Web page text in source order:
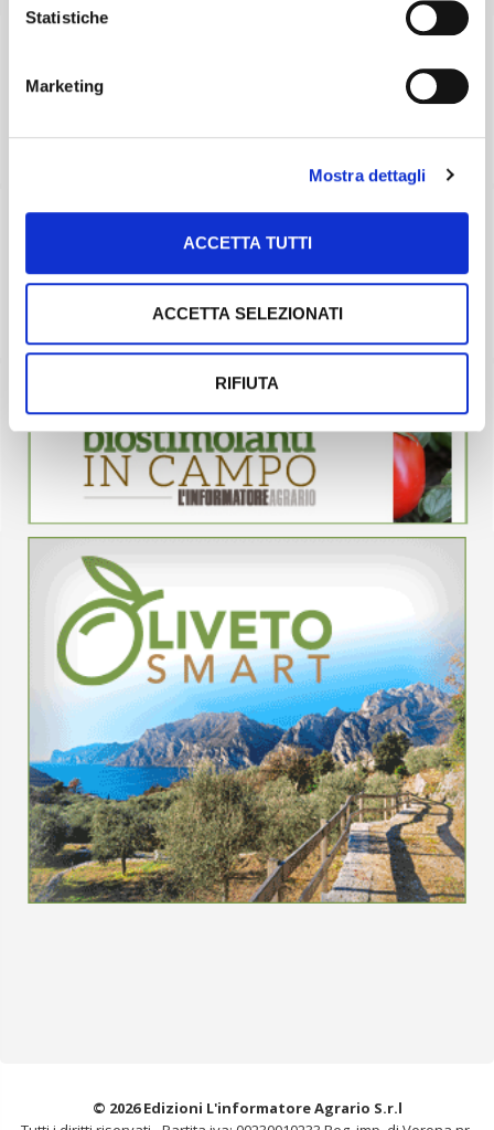
Statistiche
Marketing
Mostra dettagli
ACCETTA TUTTI
ACCETTA SELEZIONATI
RIFIUTA
© 2026 Edizioni L'informatore Agrario S.r.l